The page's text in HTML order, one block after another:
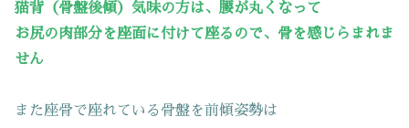
猫背（骨盤後傾）気味の方は、腰が丸くなって
お尻の肉部分を座面に付けて座るので、骨を感じらまれま
せん
また座骨で座れている骨盤を前傾姿勢は